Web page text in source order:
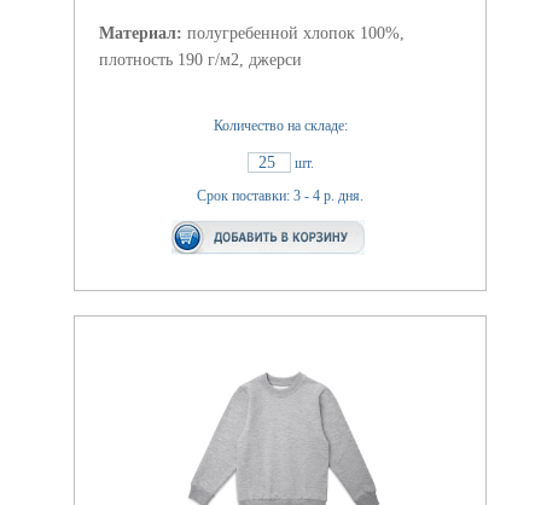
Материал: полугребенной хлопок 100%,
плотность 190 г/м2, джерси
Количество на складе:
25
шт.
Срок поставки: 3 - 4 р. дня.